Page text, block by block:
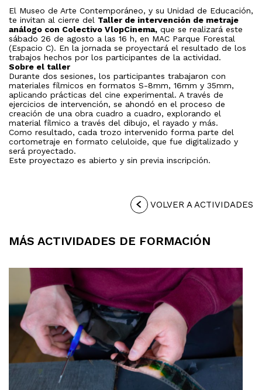
El Museo de Arte Contemporáneo, y su Unidad de Educación,
te invitan al cierre del Taller de intervención de metraje
análogo con Colectivo VlopCinema, que se realizará este
sábado 26 de agosto a las 16 h, en MAC Parque Forestal
(Espacio C). En la jornada se proyectará el resultado de los
trabajos hechos por los participantes de la actividad.
Sobre el taller
Durante dos sesiones, los participantes trabajaron con
materiales fílmicos en formatos S-8mm, 16mm y 35mm,
aplicando prácticas del cine experimental. A través de
ejercicios de intervención, se ahondó en el proceso de
creación de una obra cuadro a cuadro, explorando el
material fílmico a través del dibujo, el rayado y más.
Como resultado, cada trozo intervenido forma parte del
cortometraje en formato celuloide, que fue digitalizado y
será proyectado.
Este proyectazo es abierto y sin previa inscripción.
VOLVER A ACTIVIDADES
MÁS ACTIVIDADES DE FORMACIÓN